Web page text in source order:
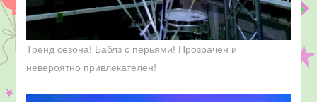
Тренд сезона! Баблз с перьями! Прозрачен и
невероятно привлекателен!